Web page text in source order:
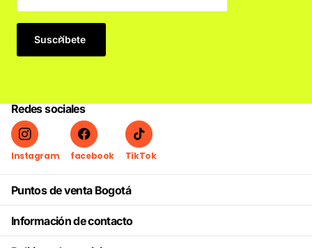
Suscríbete
Redes sociales
Instagram facebook TikTok
Puntos de venta Bogotá
Información de contacto